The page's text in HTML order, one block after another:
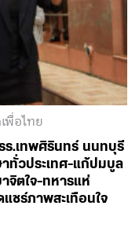
พื่อไทย
ร.เทพศิรินทร์ นนทบุรี
ทั่วประเทศ-แก้ปมบูล
จิตใจ-ทหารแห่
ชร์ภาพสะเทือนใจ